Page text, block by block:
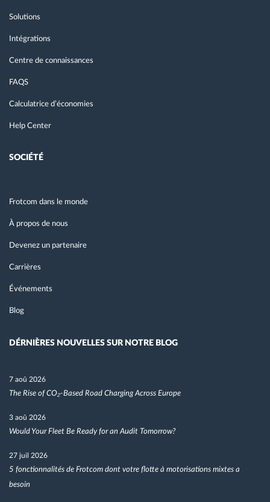
Solutions
Intégrations
Centre de connaissances
FAQS
Calculatrice d’économies
Help Center
SOCIÉTÉ
Frotcom dans le monde
À propos de nous
Devenez un partenaire
Carrières
Événements
Blog
DÉRNIÈRES NOUVELLES SUR NOTRE BLOG
7 aoû 2026
The Rise of CO₂-Based Road Charging Across Europe
3 aoû 2026
Would Your Fleet Be Ready for an Audit Tomorrow?
27 juil 2026
5 fonctionnalités de Frotcom dont votre flotte à motorisations mixtes a
besoin